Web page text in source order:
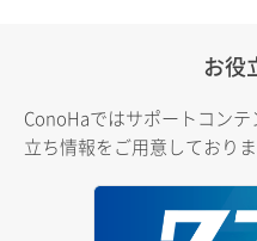
お役
ConoHaではサポートコン
立ち情報をご用意しており